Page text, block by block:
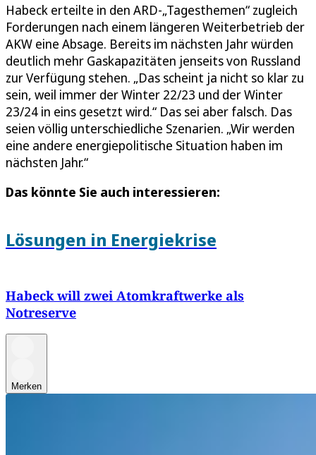
Habeck erteilte in den ARD-„Tagesthemen“ zugleich
Forderungen nach einem längeren Weiterbetrieb der
AKW eine Absage. Bereits im nächsten Jahr würden
deutlich mehr Gaskapazitäten jenseits von Russland
zur Verfügung stehen. „Das scheint ja nicht so klar zu
sein, weil immer der Winter 22/23 und der Winter
23/24 in eins gesetzt wird.“ Das sei aber falsch. Das
seien völlig unterschiedliche Szenarien. „Wir werden
eine andere energiepolitische Situation haben im
nächsten Jahr.“
Das könnte Sie auch interessieren:
Lösungen in Energiekrise
Habeck will zwei Atomkraftwerke als
Notreserve
Merken